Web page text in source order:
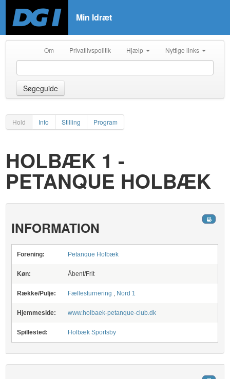
Min Idræt
Om Privatlivspolitik Hjælp Nyttige links
Søgeguide
Hold Info Stilling Program
HOLBÆK 1 -
PETANQUE HOLBÆK
INFORMATION
Forening: Petanque Holbæk
Køn: Åbent/Frit
Række/Pulje: Fællesturnering , Nord 1
Hjemmeside: www.holbaek-petanque-club.dk
Spillested: Holbæk Sportsby